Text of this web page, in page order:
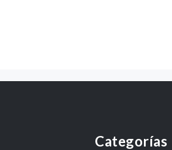
Categorías